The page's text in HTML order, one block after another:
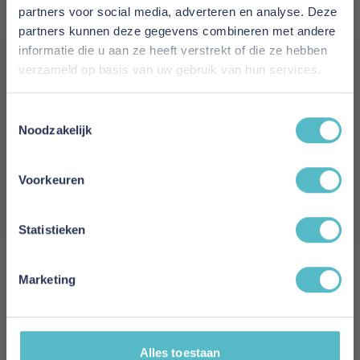
partners voor social media, adverteren en analyse. Deze
partners kunnen deze gegevens combineren met andere
informatie die u aan ze heeft verstrekt of die ze hebben
verzameld op basis van uw gebruik van hun services.
Noodzakelijk
Voorkeuren
Statistieken
Marketing
Alles toestaan
height
Maximum weight in KG: 75
Minimum age: 4 years
FSC Certified: No
Assembly time in minutes: 60
Width assembled in MM: 980
210 cm
Breedte
98 cm
E-mail